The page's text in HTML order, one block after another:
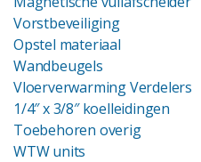
Vorstbeveiliging
Opstel materiaal
Wandbeugels
Vloerverwarming Verdelers
1/4″ x 3/8″ koelleidingen
Toebehoren overig
WTW units